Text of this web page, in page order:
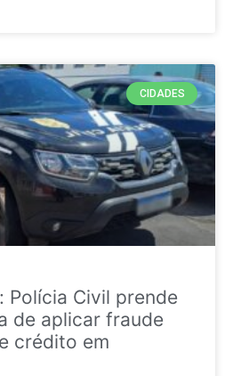
CIDADES
Polícia Civil prende
de aplicar fraude
crédito em